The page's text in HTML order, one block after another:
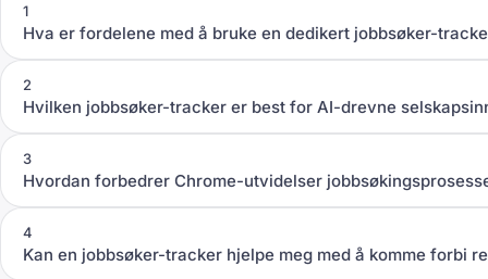
1
Hva er fordelene med å bruke en dedikert jobbsøker-
2
Hvilken jobbsøker-tracker er best for AI-drevne
3
Hvordan forbedrer Chrome-utvidelser
4
Kan en jobbsøker-tracker hjelpe meg med å komme forbi